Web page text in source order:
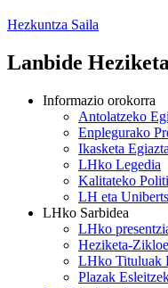
Hezkuntza Saila
Lanbide
Informazio orokorra
Antolatzeko
Enplegurako
Ikasketa
LHko Legedia
Kalitateko
LH eta
LHko Sarbidea
LHko
Heziketa-
LHko Tituluak
Plazak